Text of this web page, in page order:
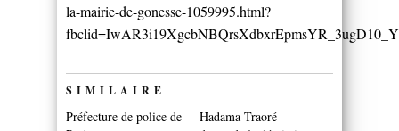
la-mairie-de-gonesse-1059995.html?
SIMILAIRE
Préfecture de police de
Hadama Traoré